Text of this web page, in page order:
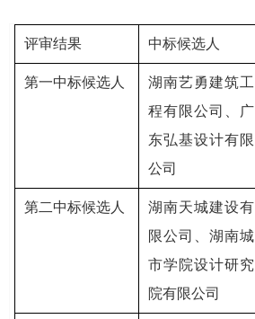
评审结果 中标候选人
第一中标候选人
湖南艺勇建筑工
程有限公司、广
东弘基设计有限
公司
第二中标候选人
湖南天城建设有
限公司、湖南城
市学院设计研究
院有限公司